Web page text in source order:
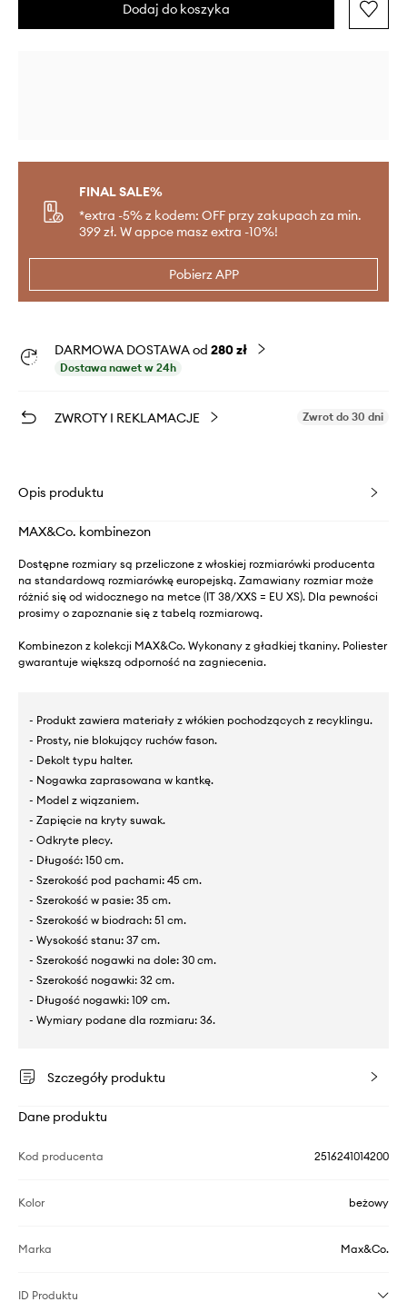
Dodaj do koszyka
FINAL SALE%
*extra -5% z kodem: OFF przy zakupach za min.
399 zł. W appce masz extra -10%!
Pobierz APP
DARMOWA DOSTAWA od 280 zł
Dostawa nawet w 24h
ZWROTY I REKLAMACJE Zwrot do 30 dni
Opis produktu
MAX&Co. kombinezon
Dostępne rozmiary są przeliczone z włoskiej rozmiarówki producenta
na standardową rozmiarówkę europejską. Zamawiany rozmiar może
różnić się od widocznego na metce (IT 38/XXS = EU XS). Dla pewności
prosimy o zapoznanie się z tabelą rozmiarową.
Kombinezon z kolekcji MAX&Co. Wykonany z gładkiej tkaniny. Poliester
gwarantuje większą odporność na zagniecenia.
- Produkt zawiera materiały z włókien pochodzących z recyklingu.
- Prosty, nie blokujący ruchów fason.
- Dekolt typu halter.
- Nogawka zaprasowana w kantkę.
- Model z wiązaniem.
- Zapięcie na kryty suwak.
- Odkryte plecy.
- Długość: 150 cm.
- Szerokość pod pachami: 45 cm.
- Szerokość w pasie: 35 cm.
- Szerokość w biodrach: 51 cm.
- Wysokość stanu: 37 cm.
- Szerokość nogawki na dole: 30 cm.
- Szerokość nogawki: 32 cm.
- Długość nogawki: 109 cm.
- Wymiary podane dla rozmiaru: 36.
Szczegóły produktu
Dane produktu
Kod producenta 2516241014200
Kolor beżowy
Marka Max&Co.
ID Produktu